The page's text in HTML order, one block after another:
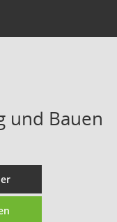
und Bauen